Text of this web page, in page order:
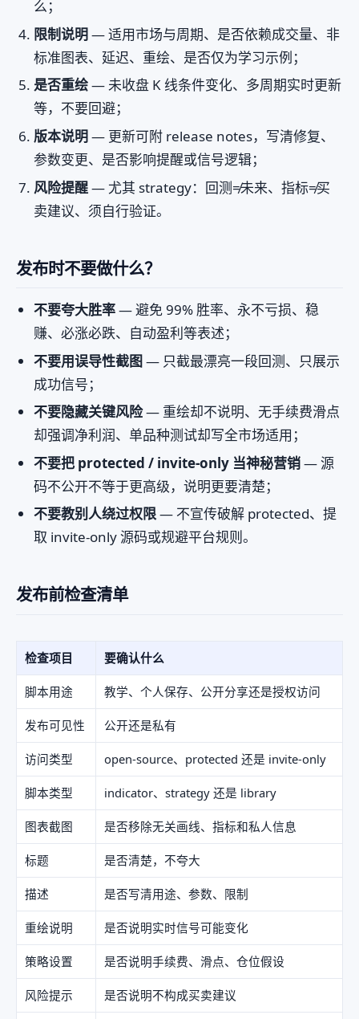
么；
限制说明— 适用市场与周期、是否依赖成交量、非
标准图表、延迟、重绘、是否仅为学习示例；
是否重绘— 未收盘 K 线条件变化、多周期实时更新
等，不要回避；
版本说明— 更新可附 release notes，写清修复、
参数变更、是否影响提醒或信号逻辑；
风险提醒— 尤其 strategy：回测≠未来、指标≠买
卖建议、须自行验证。
发布时不要做什么？
不要夸大胜率— 避免 99% 胜率、永不亏损、稳
赚、必涨必跌、自动盈利等表述；
不要用误导性截图 — 只截最漂亮一段回测、只展示
成功信号；
不要隐藏关键风险— 重绘却不说明、无手续费滑点
却强调净利润、单品种测试却写全市场适用；
不要把 protected / invite-only 当神秘营销— 源
码不公开不等于更高级，说明更要清楚；
不要教别人绕过权限— 不宣传破解 protected、提
取 invite-only 源码或规避平台规则。
发布前检查清单
检查项目 要确认什么
脚本用途 教学、个人保存、公开分享还是授权访问
发布可见性 公开还是私有
访问类型 open-source、protected 还是 invite-only
脚本类型 indicator、strategy 还是 library
图表截图 是否移除无关画线、指标和私人信息
标题 是否清楚，不夸大
描述 是否写清用途、参数、限制
重绘说明 是否说明实时信号可能变化
策略设置 是否说明手续费、滑点、仓位假设
风险提示 是否说明不构成买卖建议